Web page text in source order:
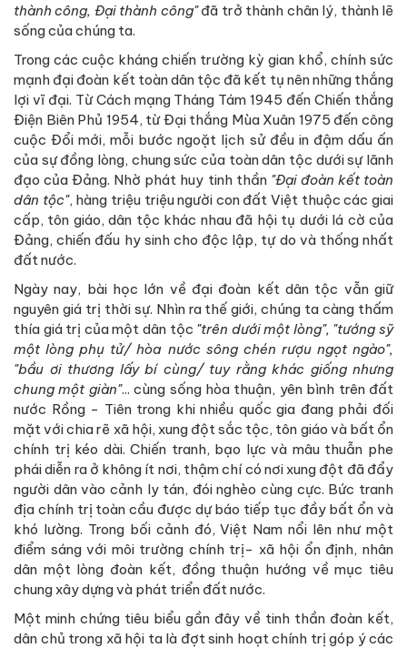
thành công, Đại thành công"đã trở thành chân lý, thành lẽ
sống của chúng ta.
Trong các cuộc kháng chiến trường kỳ gian khổ, chính sức
mạnh đại đoàn kết toàn dân tộc đã kết tụ nên những thắng
lợi vĩ đại. Từ Cách mạng Tháng Tám 1945 đến Chiến thắng
Điện Biên Phủ 1954, từ Đại thắng Mùa Xuân 1975 đến công
cuộc Đổi mới, mỗi bước ngoặt lịch sử đều in đậm dấu ấn
của sự đồng lòng, chung sức của toàn dân tộc dưới sự lãnh
đạo của Đảng. Nhờ phát huy tinh thần "Đại đoàn kết toàn
dân tộc", hàng triệu triệu người con đất Việt thuộc các giai
cấp, tôn giáo, dân tộc khác nhau đã hội tụ dưới lá cờ của
Đảng, chiến đấu hy sinh cho độc lập, tự do và thống nhất
đất nước.
Ngày nay, bài học lớn về đại đoàn kết dân tộc vẫn giữ
nguyên giá trị thời sự. Nhìn ra thế giới, chúng ta càng thấm
thía giá trị của một dân tộc "trên dưới một lòng", "tướng sỹ
một lòng phụ tử/ hòa nước sông chén rượu ngọt ngào",
"bầu ơi thương lấy bí cùng/ tuy rằng khác giống nhưng
chung một giàn"... cùng sống hòa thuận, yên bình trên đất
nước Rồng - Tiên trong khi nhiều quốc gia đang phải đối
mặt với chia rẽ xã hội, xung đột sắc tộc, tôn giáo và bất ổn
chính trị kéo dài. Chiến tranh, bạo lực và mâu thuẫn phe
phái diễn ra ở không ít nơi, thậm chí có nơi xung đột đã đẩy
người dân vào cảnh ly tán, đói nghèo cùng cực. Bức tranh
địa chính trị toàn cầu được dự báo tiếp tục đầy bất ổn và
khó lường. Trong bối cảnh đó, Việt Nam nổi lên như một
điểm sáng với môi trường chính trị- xã hội ổn định, nhân
dân một lòng đoàn kết, đồng thuận hướng về mục tiêu
chung xây dựng và phát triển đất nước.
Một minh chứng tiêu biểu gần đây về tinh thần đoàn kết,
dân chủ trong xã hội ta là đợt sinh hoạt chính trị góp ý các